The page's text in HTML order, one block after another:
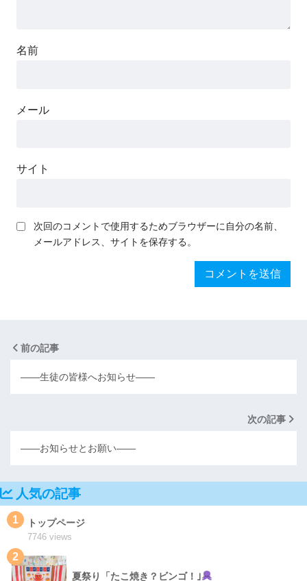
名前
メール
サイト
次回のコメントで使用するためブラウザーに自分の名前、
メールアドレス、サイトを保存する。
前の記事
――生徒の皆様へお知らせ――
次の記事
――お知らせとお願い――
人気の記事
1 トップページ
7746 views
2
夏祭り「たこ焼き？ビンゴ！｣